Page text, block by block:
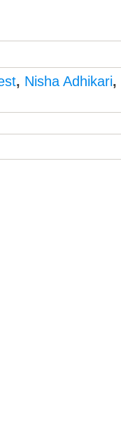
, Nisha Adhikari,